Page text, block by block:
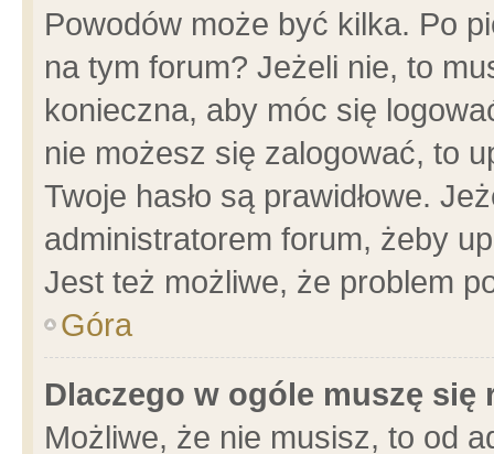
Powodów może być kilka. Po
na tym forum? Jeżeli nie, to
konieczna, aby móc się
nie możesz się zalogować, to
Twoje hasło są prawidłowe.
administratorem forum, żeby
Jest też możliwe, że problem
Góra
Dlaczego w ogóle muszę się
Możliwe, że nie musisz, to od